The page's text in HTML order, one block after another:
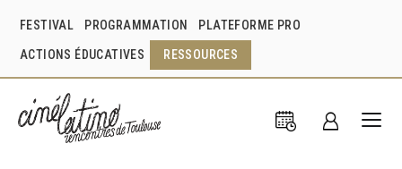
FESTIVAL PROGRAMMATION PLATEFORME PRO
ACTIONS ÉDUCATIVES RESSOURCES